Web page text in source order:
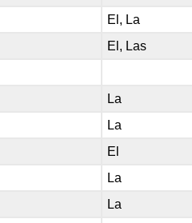
El, La
El, Las
La
La
El
La
La